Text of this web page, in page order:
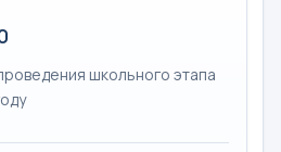
школьного этапа